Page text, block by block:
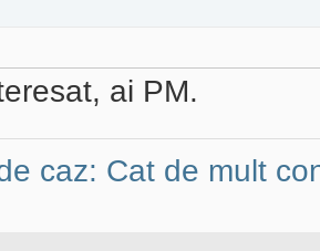
ai PM.
caz: Cat de mult